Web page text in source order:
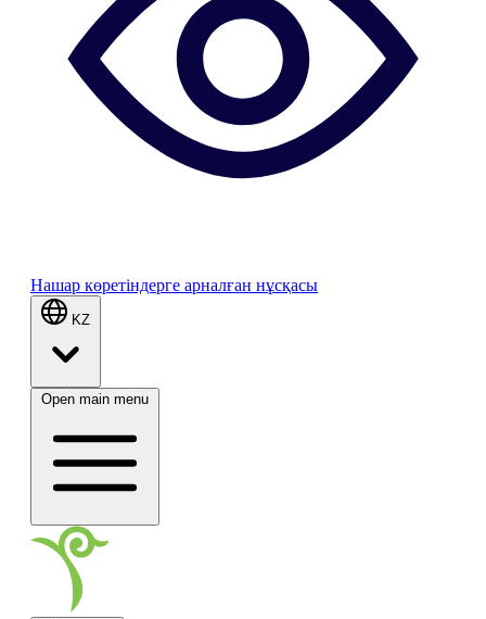
Нашар көретіндерге арналған нұсқасы
KZ
Open main menu